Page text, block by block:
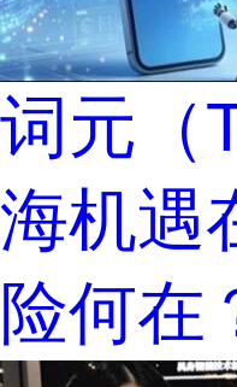
词元（
海机遇
险何在